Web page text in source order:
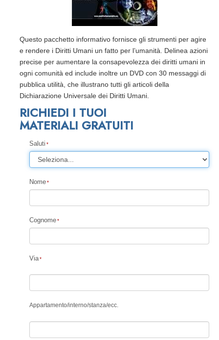
Questo pacchetto informativo fornisce gli strumenti per agire
e rendere i Diritti Umani un fatto per l’umanità. Delinea azioni
precise per aumentare la consapevolezza dei diritti umani in
ogni comunità ed include inoltre un DVD con 30 messaggi di
pubblica utilità, che illustrano tutti gli articoli della
Dichiarazione Universale dei Diritti Umani.
RICHIEDI I TUOI
MATERIALI GRATUITI
Saluti
Nome
Cognome
Via
Appartamento/interno/stanza/ecc.